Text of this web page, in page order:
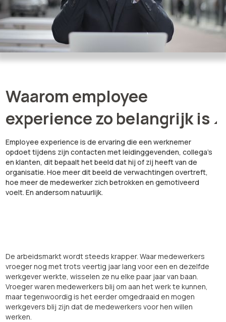
Waarom employee
experience zo belangrijk is
Employee experience is de ervaring die een werknemer
opdoet tijdens zijn contacten met leidinggevenden, collega’s
en klanten, dit bepaalt het beeld dat hij of zij heeft van de
organisatie. Hoe meer dit beeld de verwachtingen overtreft,
hoe meer de medewerker zich betrokken en gemotiveerd
voelt. En andersom natuurlijk.
De arbeidsmarkt wordt steeds krapper. Waar medewerkers
vroeger nog met trots veertig jaar lang voor een en dezelfde
werkgever werkte, wisselen ze nu elke paar jaar van baan.
Vroeger waren medewerkers blij om aan het werk te kunnen,
maar tegenwoordig is het eerder omgedraaid en mogen
werkgevers blij zijn dat de medewerkers voor hen willen
werken.